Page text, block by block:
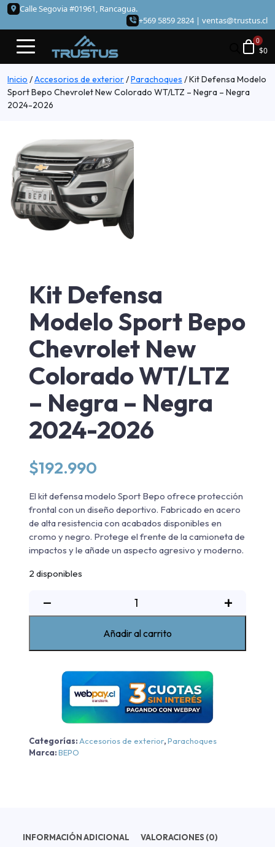
Calle Segovia #01961, Rancagua.
+569 5859 2824 | ventas@trustus.cl
$0
Inicio /Accesorios de exterior/Parachoques /Kit Defensa Modelo
Sport Bepo Chevrolet New Colorado WT/LTZ – Negra – Negra
2024-2026
Kit Defensa
Modelo Sport Bepo
Chevrolet New
Colorado WT/LTZ
– Negra – Negra
2024-2026
$192.990
El kit defensa modelo Sport Bepo ofrece protección
frontal con un diseño deportivo. Fabricado en acero
de alta resistencia con acabados disponibles en
cromo y negro. Protege el frente de la camioneta de
impactos y le añade un aspecto agresivo y moderno.
2 disponibles
−
Chevrolet
New
Colorado
WT/LTZ
Negra
-
+
Añadir al carrito
Categorías:Accesorios de exterior,Parachoques
Marca:BEPO
INFORMACIÓN ADICIONAL VALORACIONES (0)